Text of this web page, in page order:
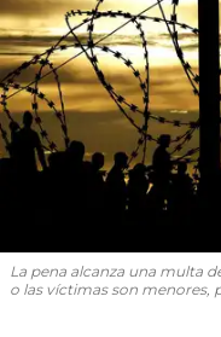
La pena alcanza una multa
o las víctimas son menores,